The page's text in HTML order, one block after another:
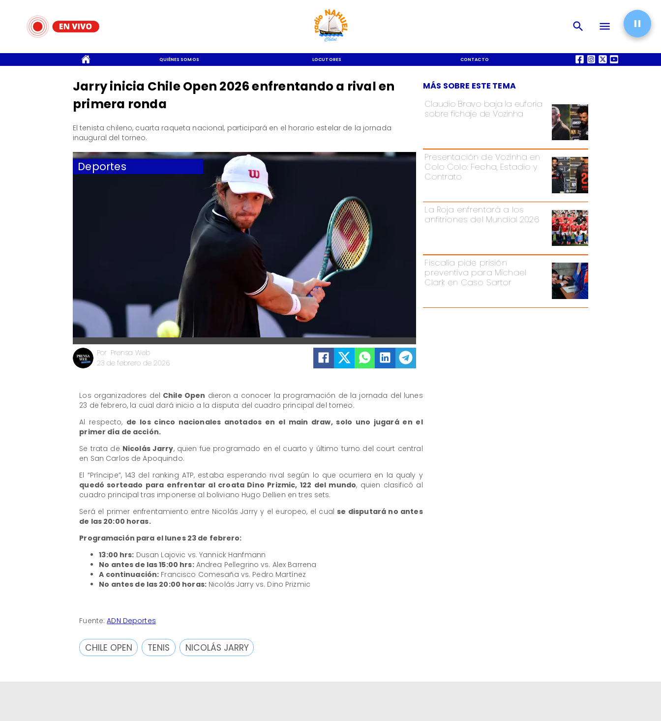
QUIÉNES SOMOS LOCUTORES CONTACTO QUIÉNES SOMOS
Deportes
Prensa Web
Por
23 de febrero de 2026
Claudio Bravo baja la euforia
sobre fichaje de Vozinha
Presentación de Vozinha en
Colo Colo: Fecha, Estadio y
Contrato
La Roja enfrentará a los
anfitriones del Mundial 2026
Fiscalía pide prisión
preventiva para Michael
Clark en Caso Sartor
MÁS SOBRE ESTE TEMA
Jarry inicia Chile Open 2026 enfrentando a rival en
primera ronda
El tenista chileno, cuarta raqueta nacional, participará en el horario estelar de la jornada
inaugural del torneo.
Los organizadores del Chile Open dieron a conocer la programación de la jornada del lunes
23 de febrero, la cual dará inicio a la disputa del cuadro principal del torneo.
Al respecto, de los cinco nacionales anotados en el main draw, solo uno jugará en el
primer día de acción.
Se trata de Nicolás Jarry, quien fue programado en el cuarto y último turno del court central
en San Carlos de Apoquindo.
El “Príncipe”, 143 del ranking ATP, estaba esperando rival según lo que ocurriera en la qualy y
quedó sorteado para enfrentar al croata Dino Prizmic, 122 del mundo, quien clasificó al
cuadro principal tras imponerse al boliviano Hugo Dellien en tres sets.
Será el primer enfrentamiento entre Nicolás Jarry y el europeo, el cualse disputará no antes
de las 20:00 horas.
Programación para el lunes 23 de febrero:
13:00 hrs: Dusan Lajovic vs. Yannick Hanfmann
No antes de las 15:00 hrs:Andrea Pellegrino vs. Alex Barrena
A continuación: Francisco Comesaña vs. Pedro Martínez
No antes de las 20:00 horas:Nicolás Jarry vs. Dino Prizmic
Fuente:ADN Deportes
CHILE OPEN TENIS NICOLÁS JARRY